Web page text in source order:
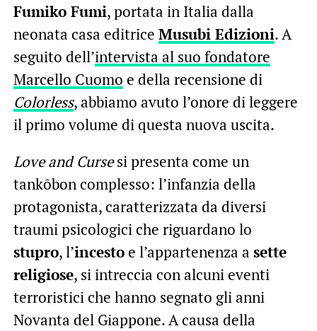
Fumiko Fumi, portata in Italia dalla
neonata casa editrice Musubi Edizioni. A
seguito dell’intervista al suo fondatore
Marcello Cuomo e della recensione di
Colorless, abbiamo avuto l’onore di leggere
il primo volume di questa nuova uscita.
Love and Cursesi presenta come un
tankōbon complesso: l’infanzia della
protagonista, caratterizzata da diversi
traumi psicologici che riguardano lo
stupro, l’incestoe l’appartenenza a sette
religiose, si intreccia con alcuni eventi
terroristici che hanno segnato gli anni
Novanta del Giappone. A causa della